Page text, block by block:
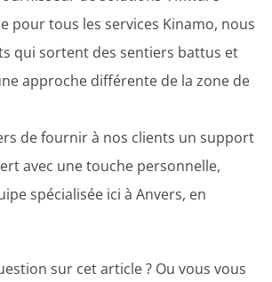
pour tous les services Kinamo, nous
qui sortent des sentiers battus et
approche différente de la zone de
de fournir à nos clients un support
avec une touche personnelle,
spécialisée ici à Anvers, en
sur cet article ? Ou vous vous